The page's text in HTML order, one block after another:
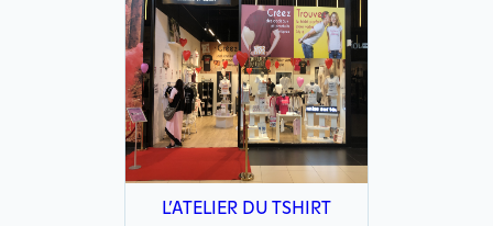
L’ATELIER DU TSHIRT